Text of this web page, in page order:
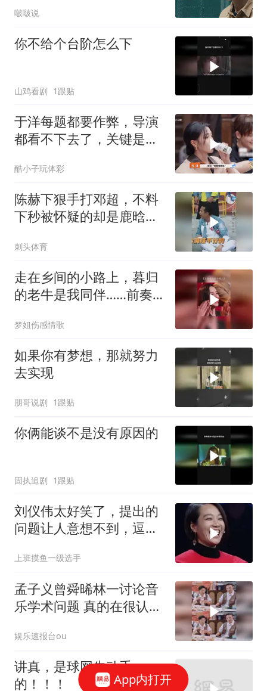
啵啵说
你不给个台阶怎么下
山鸡看剧 1跟贴
于洋每题都要作弊，导演
都看不下去了，关键是他
酷小子玩体彩
陈赫下狠手打邓超，不料
下秒被怀疑的却是鹿晗，
刺头体育
走在乡间的小路上，暮归
的老牛是我同伴……前奏
梦姐伤感情歌
如果你有梦想，那就努力
去实现
朋哥说剧 1跟贴
你俩能谈不是没有原因的
固执追剧 1跟贴
刘仪伟太好笑了，提出的
问题让人意想不到，逗笑
上班摸鱼一级选手
孟子义曾舜晞林一讨论音
乐学术问题 真的在很认真
娱乐速报台ou
讲真，是球网先动手
的！！！
App内打开